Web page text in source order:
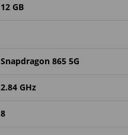
12 GB
Snapdragon 865 5G
2.84 GHz
8